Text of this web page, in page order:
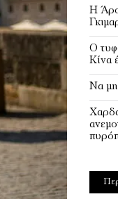
Η
Ο
Κίνα
Να μη